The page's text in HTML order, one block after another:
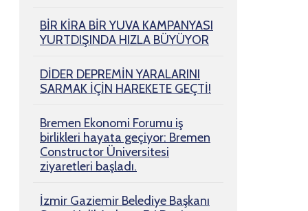
BİR KİRA BİR YUVA KAMPANYASI
YURTDIŞINDA HIZLA BÜYÜYOR
DİDER DEPREMİN YARALARINI
SARMAK İÇİN HAREKETE GEÇTİ!
Bremen Ekonomi Forumu iş
birlikleri hayata geçiyor: Bremen
Constructor Üniversitesi
ziyaretleri başladı.
İzmir Gaziemir Belediye Başkanı